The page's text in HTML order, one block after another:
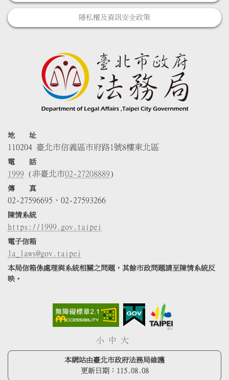
隱私權及資訊安全政策
地 址
110204 臺北市信義區市府路1號8樓東北區
電 話
1999 (非臺北市02-27208889)
傳 真
02-27596695、02-27593266
陳情系統
https://1999.gov.taipei
電子信箱
la_laws@gov.taipei
本局信箱係處理與系統相關之問題，其餘市政問題請至陳情系統反
映。
小 中 大
本網站由臺北市政府法務局維護
更新日期： 115.08.08